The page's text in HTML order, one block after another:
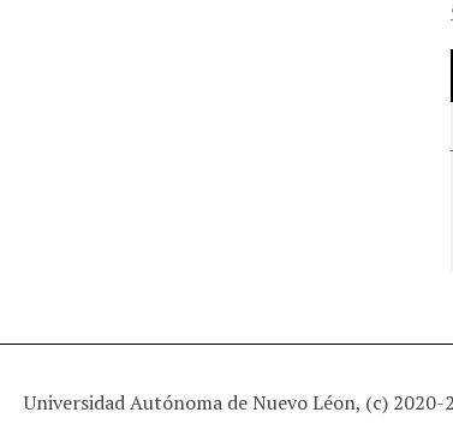
Universidad Autónoma de Nuevo Léon, (c) 2020-